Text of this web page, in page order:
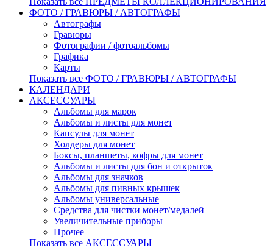
ФОТО / ГРАВЮРЫ / АВТОГРАФЫ
Автографы
Гравюры
Фотографии / фотоальбомы
Графика
Карты
Показать все ФОТО / ГРАВЮРЫ / АВТОГРАФЫ
КАЛЕНДАРИ
АКСЕССУАРЫ
Альбомы для марок
Альбомы и листы для монет
Капсулы для монет
Холдеры для монет
Боксы, планшеты, кофры для монет
Альбомы и листы для бон и открыток
Альбомы для значков
Альбомы для пивных крышек
Альбомы универсальные
Средства для чистки монет/медалей
Увеличительные приборы
Прочее
Показать все АКСЕССУАРЫ